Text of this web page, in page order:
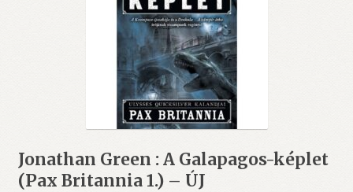
Jonathan Green : A Galapagos-képlet
(Pax Britannia 1.) – ÚJ